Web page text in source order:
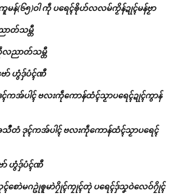
မန်(၆၅)ဝါ ကဵု ပရေၚ်ၜိုဟ်လလမ်ကၟိန်ဍုၚ်မန်ဗၟာ
တ်သမ္တီ
လညာတ်သမ္တီ
ော် ဟွံဒှ်ပံၚ်ဏီ
အ်ပါၚ် ဗလးကဵုကောန်ထံၚ်သၟာပရေၚ်ဍုၚ်ကွာန်
ဒုၚ်ကအ်ပါၚ် ဗလးကဵုကောန်ထံၚ်သၟာပရေၚ်
ော် ဟွံဒှ်ပံၚ်ဏီ
ောဲမဂဥုဲၜူမာဲဂၠိုၚ်ကၠုၚ်တုဲ ပရေၚ်ဒှ်သၞဝဲလေဝ်ဂၠိုၚ်